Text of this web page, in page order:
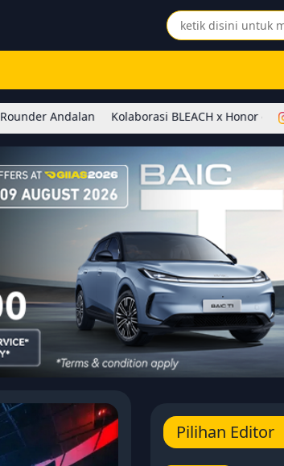
Kolaborasi BLEACH x Honor of Kings
Pilihan Editor